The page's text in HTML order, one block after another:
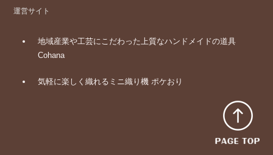
運営サイト
地域産業や工芸にこだわった上質なハンドメイドの道具
Cohana
気軽に楽しく織れるミニ織り機 ポケおり